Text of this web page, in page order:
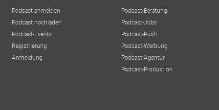
Podcast anmelden
Podcast hochladen
Podcast-Events
Registrierung
Anmeldung
Podcast-Beratung
Podcast-Jobs
Podcast-Push
Podcast-Werbung
Podcast-Agentur
Podcast-Produktion